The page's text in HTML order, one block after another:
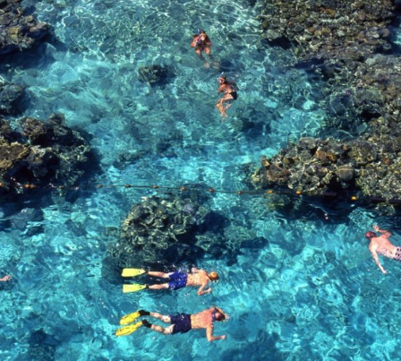
כל מה שרצית לדעת על מאגרי
תמונות וקליפים
כל מה שרצית לדעת על מאגרי תמונות וקליפים מהפכת מאגרי
המדיה הדיגיטליים מאת: מערכת אלבטרוס בשנים האחרונות חלה
מהפכה עצומה
קרא עוד ←